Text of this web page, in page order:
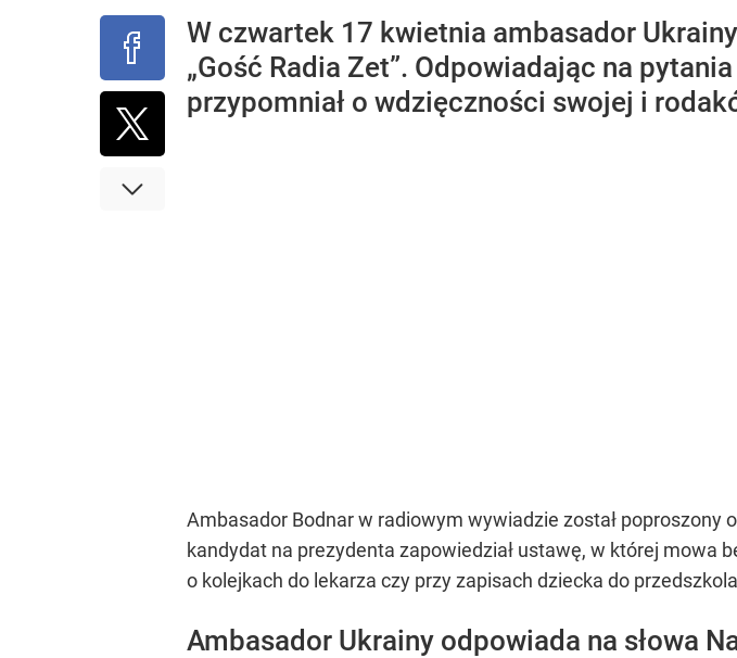
W czwartek 17 kwietnia ambasador
„Gość Radia Zet”. Odpowiadając na
przypomniał o wdzięczności swojej i
Ambasador Bodnar w radiowym wywiadzie został poproszony
kandydat na prezydenta zapowiedział ustawę, w której mowa
o kolejkach do lekarza czy przy zapisach dziecka do
Ambasador Ukrainy odpowiada na słowa